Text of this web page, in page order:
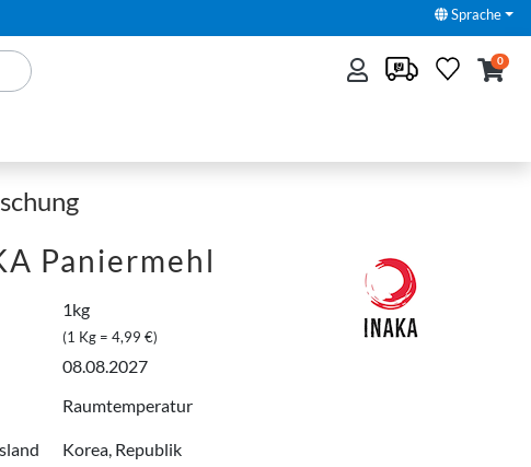
Sprache
0
Paniermehl
1kg
(1 Kg = 4,99 €)
08.08.2027
Raumtemperatur
Korea, Republik